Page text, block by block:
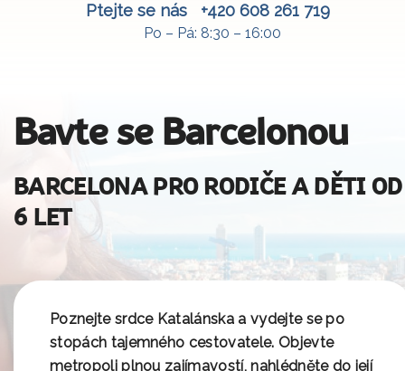
Ptejte se nás +420 608 261 719
Po – Pá: 8:30 – 16:00
Bavte se Barcelonou
BARCELONA PRO RODIČE A DĚTI OD
6 LET
Poznejte srdce Katalánska a vydejte sepo
stopách tajemného cestovatele. Objevte
metropoli plnou zajímavostí, nahlédněte do její